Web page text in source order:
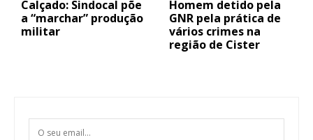
Calçado: Sindocal põe
a “marchar” produção
militar
Homem detido pela
GNR pela prática de
vários crimes na
região de Cister